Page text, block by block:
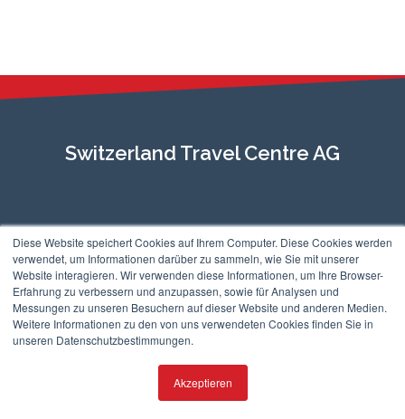
Diese Website speichert Cookies auf Ihrem Computer. Diese Cookies werden
verwendet, um Informationen darüber zu sammeln, wie Sie mit unserer
Website interagieren. Wir verwenden diese Informationen, um Ihre Browser-
Erfahrung zu verbessern und anzupassen, sowie für Analysen und
Messungen zu unseren Besuchern auf dieser Website und anderen Medien.
Weitere Informationen zu den von uns verwendeten Cookies finden Sie in
unseren Datenschutzbestimmungen.
Akzeptieren
Switzerland Travel Centre AG
©2026 Switzerland Travel Centre AG . All Rights Reserved.